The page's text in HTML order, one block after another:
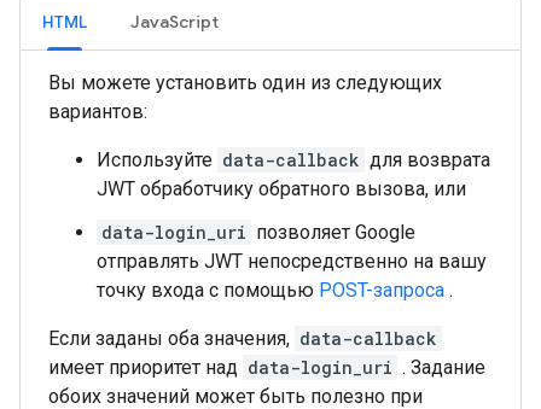
HTML JavaScript
Вы можете установить один из следующих
вариантов:
Используйте data-callback для возврата
JWT обработчику обратного вызова, или
data-login_uri позволяет Google
отправлять JWT непосредственно на вашу
точку входа с помощью POST-запроса .
Если заданы оба значения, data-callback
имеет приоритет над data-login_uri . Задание
обоих значений может быть полезно при